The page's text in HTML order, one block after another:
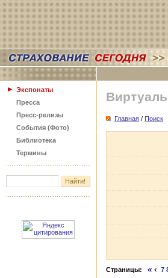
Экспонаты
Пресса
Пресс-релизы
События (Фото)
Библиотека
Термины
Главная / Поиск
Страницы: 7